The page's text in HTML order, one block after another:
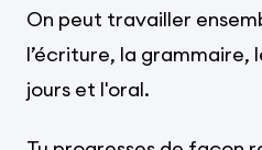
On peut travailler
l’écriture, la grammaire,
jours et l'oral.